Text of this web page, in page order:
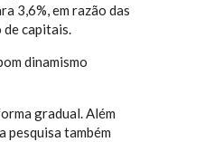
3,6%, em razão das
de capitais.
dinamismo
gradual. Além
pesquisa também